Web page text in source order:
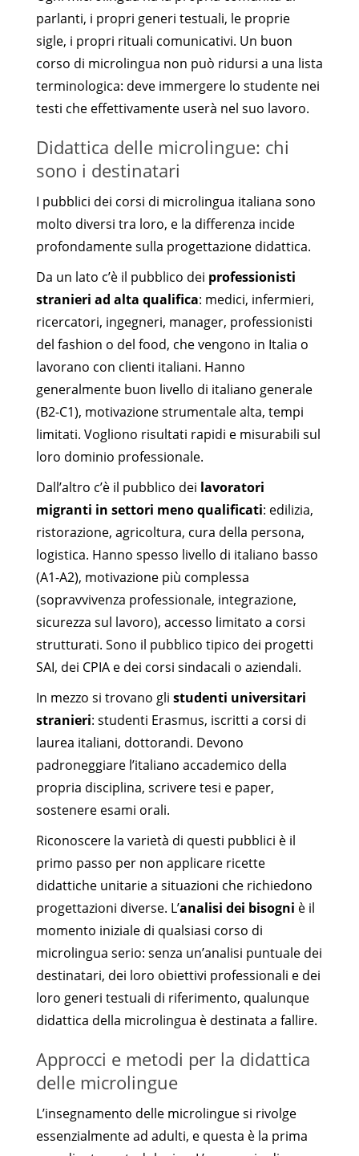
parlanti, i propri generi testuali, le proprie
sigle, i propri rituali comunicativi. Un buon
corso di microlingua non può ridursi a una lista
terminologica: deve immergere lo studente nei
testi che effettivamente userà nel suo lavoro.
Didattica delle microlingue: chi
sono i destinatari
I pubblici dei corsi di microlingua italiana sono
molto diversi tra loro, e la differenza incide
profondamente sulla progettazione didattica.
Da un lato c’è il pubblico dei professionisti
stranieri ad alta qualifica: medici, infermieri,
ricercatori, ingegneri, manager, professionisti
del fashion o del food, che vengono in Italia o
lavorano con clienti italiani. Hanno
generalmente buon livello di italiano generale
(B2-C1), motivazione strumentale alta, tempi
limitati. Vogliono risultati rapidi e misurabili sul
loro dominio professionale.
Dall’altro c’è il pubblico dei lavoratori
migranti in settori meno qualificati: edilizia,
ristorazione, agricoltura, cura della persona,
logistica. Hanno spesso livello di italiano basso
(A1-A2), motivazione più complessa
(sopravvivenza professionale, integrazione,
sicurezza sul lavoro), accesso limitato a corsi
strutturati. Sono il pubblico tipico dei progetti
SAI, dei CPIA e dei corsi sindacali o aziendali.
In mezzo si trovano gli studenti universitari
stranieri: studenti Erasmus, iscritti a corsi di
laurea italiani, dottorandi. Devono
padroneggiare l’italiano accademico della
propria disciplina, scrivere tesi e paper,
sostenere esami orali.
Riconoscere la varietà di questi pubblici è il
primo passo per non applicare ricette
didattiche unitarie a situazioni che richiedono
progettazioni diverse. L’analisi dei bisogni è il
momento iniziale di qualsiasi corso di
microlingua serio: senza un’analisi puntuale dei
destinatari, dei loro obiettivi professionali e dei
loro generi testuali di riferimento, qualunque
didattica della microlingua è destinata a fallire.
Approcci e metodi per la didattica
delle microlingue
L’insegnamento delle microlingue si rivolge
essenzialmente ad adulti, e questa è la prima